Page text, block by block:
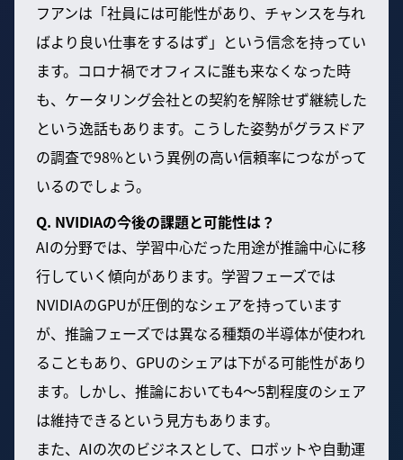
フアンは「社員には可能性があり、チャンスを与れ
ばより良い仕事をするはず」という信念を持ってい
ます。コロナ禍でオフィスに誰も来なくなった時
も、ケータリング会社との契約を解除せず継続した
という逸話もあります。こうした姿勢がグラスドア
の調査で98%という異例の高い信頼率につながって
いるのでしょう。
Q. NVIDIAの今後の課題と可能性は？
AIの分野では、学習中心だった用途が推論中心に移
行していく傾向があります。学習フェーズでは
NVIDIAのGPUが圧倒的なシェアを持っています
が、推論フェーズでは異なる種類の半導体が使われ
ることもあり、GPUのシェアは下がる可能性があり
ます。しかし、推論においても4〜5割程度のシェア
は維持できるという見方もあります。
また、AIの次のビジネスとして、ロボットや自動運